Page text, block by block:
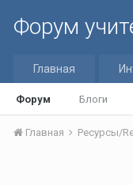
Форум
Главная
Форум Блоги
Главная Ресурсы/